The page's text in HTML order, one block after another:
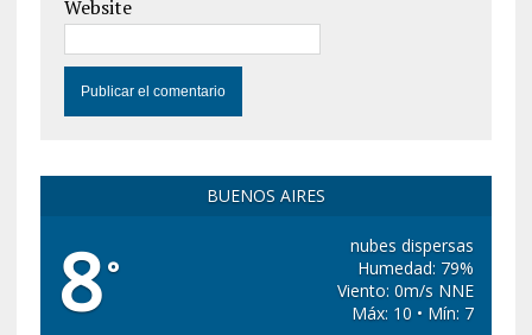
Website
BUENOS AIRES
8°
nubes dispersas
Humedad: 79%
Viento: 0m/s NNE
Máx: 10 • Mín: 7